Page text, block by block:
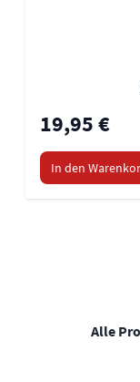
19,95 €
In den
Alle